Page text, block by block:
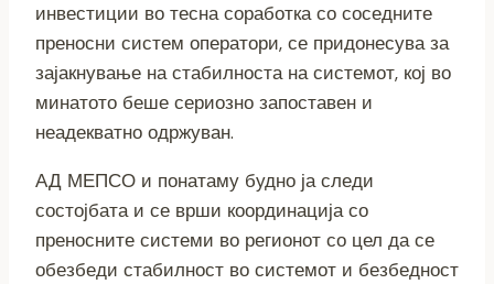
инвестиции во тесна соработка со соседните
преносни систем оператори, се придонесува за
зајакнување на стабилноста на системот, кој во
минатото беше сериозно запоставен и
неадекватно одржуван.
АД МЕПСО и понатаму будно ја следи
состојбата и се врши координација со
преносните системи во регионот со цел да се
обезбеди стабилност во системот и безбедност